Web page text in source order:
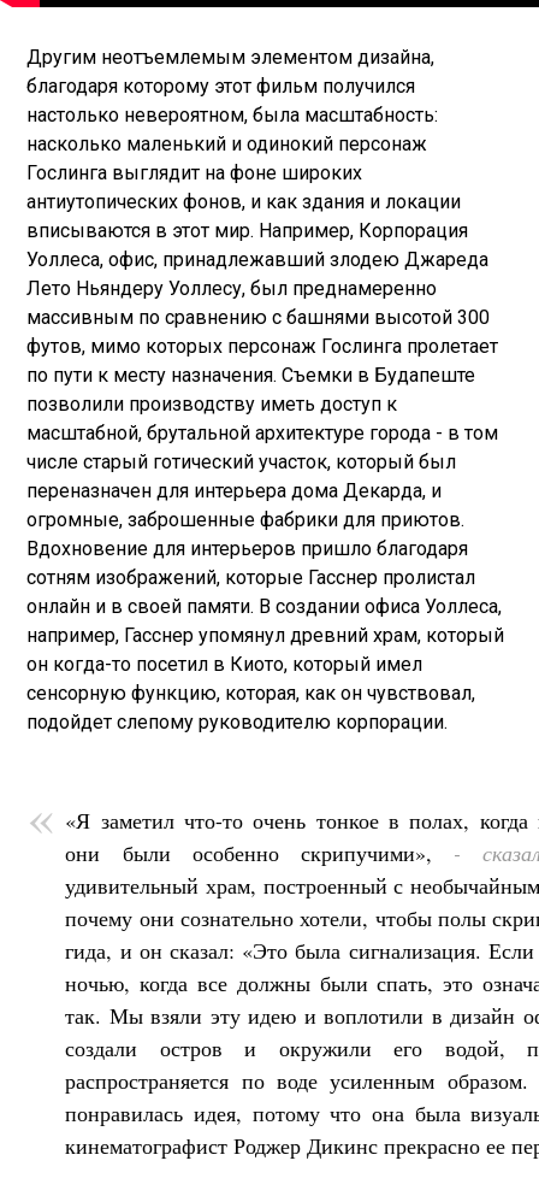
Другим неотъемлемым элементом дизайна,
благодаря которому этот фильм получился
настолько невероятном, была масштабность:
насколько маленький и одинокий персонаж
Гослинга выглядит на фоне широких
антиутопических фонов, и как здания и локации
вписываются в этот мир. Например, Корпорация
Уоллеса, офис, принадлежавший злодею Джареда
Лето Ньяндеру Уоллесу, был преднамеренно
массивным по сравнению с башнями высотой 300
футов, мимо которых персонаж Гослинга пролетает
по пути к месту назначения. Съемки в Будапеште
позволили производству иметь доступ к
масштабной, брутальной архитектуре города - в том
числе старый готический участок, который был
переназначен для интерьера дома Декарда, и
огромные, заброшенные фабрики для приютов.
Вдохновение для интерьеров пришло благодаря
сотням изображений, которые Гасснер пролистал
онлайн и в своей памяти. В создании офиса Уоллеса,
например, Гасснер упомянул древний храм, который
он когда-то посетил в Киото, который имел
сенсорную функцию, которая, как он чувствовал,
подойдет слепому руководителю корпорации.
«Я заметил что-то очень тонкое в полах,
они были особенно скрипучими», -
удивительный храм, построенный с
почему они сознательно хотели, чтобы полы
гида, и он сказал: «Это была сигнализация.
ночью, когда все должны были спать, это
так. Мы взяли эту идею и воплотили в дизайн
создали остров и окружили его водой,
распространяется по воде усиленным
понравилась идея, потому что она была
кинематографист Роджер Дикинс прекрасно ее